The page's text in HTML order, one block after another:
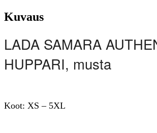
Kuvaus
LADA SAMARA
HUPPARI, musta
Koot: XS – 5XL